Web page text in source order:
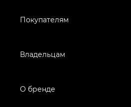
Покупателям
Владельцам
О бренде